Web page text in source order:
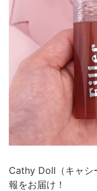
Cathy Doll（キャシ
報をお届け！